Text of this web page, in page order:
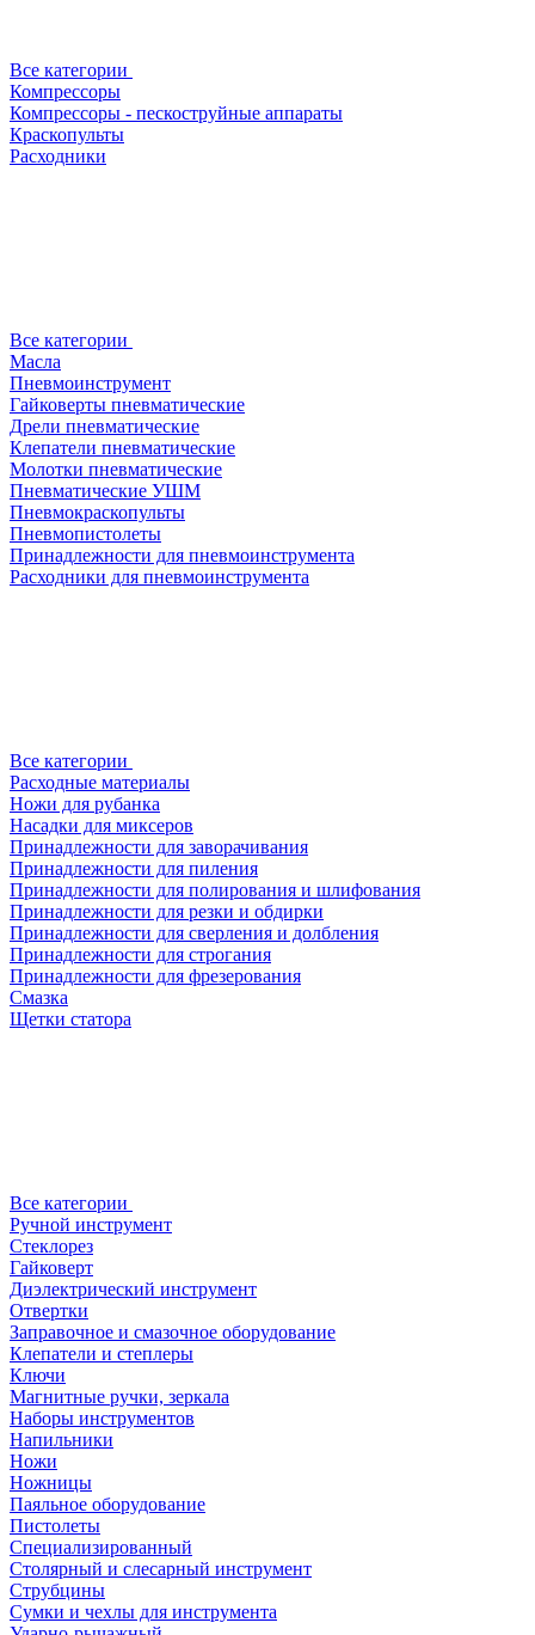
Все категории
Компрессоры
Компрессоры - пескоструйные аппараты
Краскопульты
Расходники
Все категории
Масла
Пневмоинструмент
Гайковерты пневматические
Дрели пневматические
Клепатели пневматические
Молотки пневматические
Пневматические УШМ
Пневмокраскопульты
Пневмопистолеты
Принадлежности для пневмоинструмента
Расходники для пневмоинструмента
Все категории
Расходные материалы
Ножи для рубанка
Насадки для миксеров
Принадлежности для заворачивания
Принадлежности для пиления
Принадлежности для полирования и шлифования
Принадлежности для резки и обдирки
Принадлежности для сверления и долбления
Принадлежности для строгания
Принадлежности для фрезерования
Смазка
Щетки статора
Все категории
Ручной инструмент
Стеклорез
Гайковерт
Диэлектрический инструмент
Отвертки
Заправочное и смазочное оборудование
Клепатели и степлеры
Ключи
Магнитные ручки, зеркала
Наборы инструментов
Напильники
Ножи
Ножницы
Паяльное оборудование
Пистолеты
Специализированный
Столярный и слесарный инструмент
Струбцины
Сумки и чехлы для инструмента